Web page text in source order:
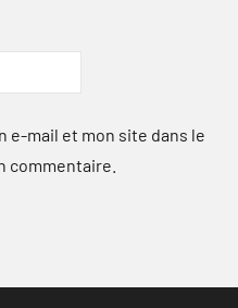
e-mail et mon site dans le
commentaire.